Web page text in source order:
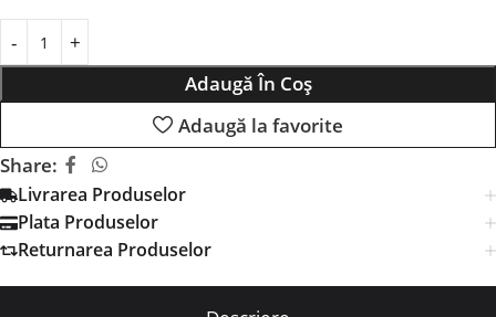
Adaugă În Coș
Adaugă la favorite
Share:
Livrarea Produselor
Plata Produselor
Returnarea Produselor